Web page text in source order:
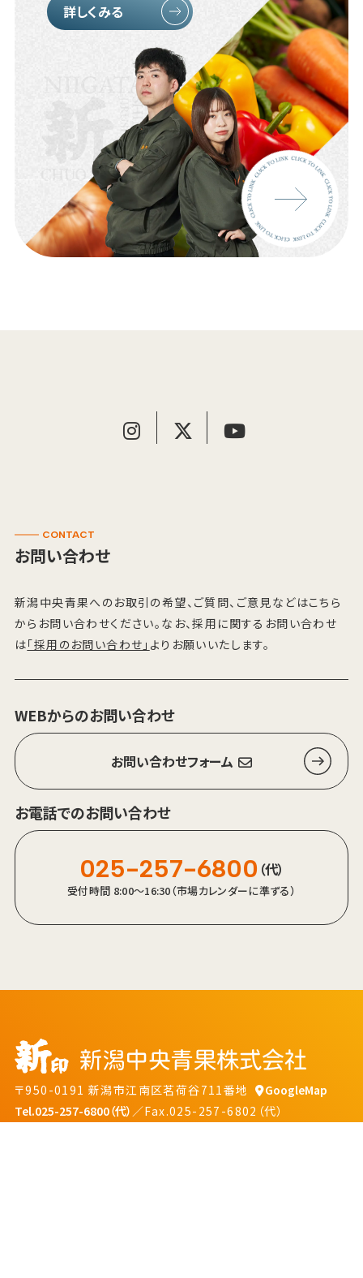
詳しくみる
CONTACT
お問い合わせ
新潟中央青果へのお取引の希望、ご質問、ご意見などはこちら
からお問い合わせください。なお、採用に関するお問い合わせ
は「採用のお問い合わせ」 よりお願いいたします。
WEBからのお問い合わせ
お問い合わせフォーム
お電話でのお問い合わせ
025-257-6800 （代）
受付時間 8:00～16:30（市場カレンダーに準ずる）
〒950-0191 新潟市江南区茗荷谷711番地
GoogleMap
Tel.025-257-6800（代） ／Fax.025-257-6802（代）